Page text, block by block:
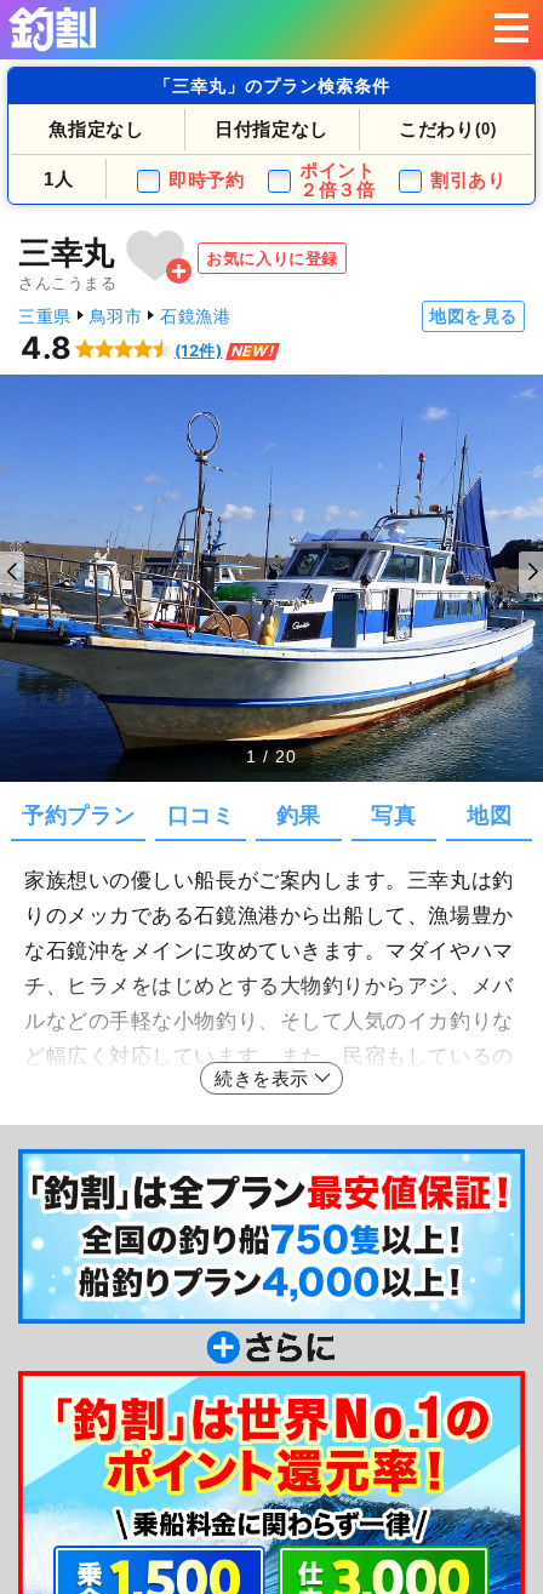
「三幸丸」のプラン検索条件
魚指定なし 日付指定なし こだわり (0)
1人 即時予約
ポイント
２倍３倍
割引あり
三幸丸
さんこうまる
お気に入りに登録
三重県 鳥羽市 石鏡漁港 地図を見る
4.8 (12件) NEW!
1 /20
予約プラン 口コミ 釣果 写真 地図
家族想いの優しい船長がご案内します。三幸丸は釣
りのメッカである石鏡漁港から出船して、漁場豊か
な石鏡沖をメインに攻めていきます。マダイやハマ
チ、ヒラメをはじめとする大物釣りからアジ、メバ
ルなどの手軽な小物釣り、そして人気のイカ釣りな
ど幅広く対応しています。また、民宿もしているの
で、海女の女将が作る磯料理が堪能できるのが楽し
みです♪石鏡漁港までの道のりは、雄大なリアス式
海岸を臨むパールロード内にあり、釣りの行き帰り
も潮風を体いっぱいに受けて快適なドライブを楽し
むことができます。釣り中に困ったことがあっても
丁寧にフォローしてくれる息子さんの2人体制なの
で、初心者の方にもオススメです！
釣り船からのメッセージ
こんにちは、石鏡（いじか）の三幸丸です。釣り
が初めての方が魚を釣り上げたときの笑顔を仕事の
喜びの糧としています。民宿もあり、宿泊とセット
でも楽しめますよ。漁場豊かな石鏡沖でゆったりと
した釣りを楽しみましょう。2人体制で息子が皆様
のサポートをさせていただきます！
続きを表示